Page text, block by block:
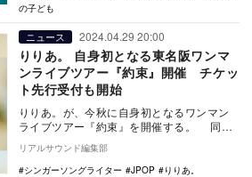
の子ども
ニュース 2024.04.29 20:00
りりあ。 自身初となる東名阪ワンマ
ンライブツアー『約束』開催 チケッ
ト先行受付も開始
りりあ。が、今秋に自身初となるワンマン
ライブツアー『約束』を開催する。 同公
演は、初の東名阪ワンマンライブツアー
に。10月1…
リアルサウンド編集部
シンガーソングライター
JPOP りりあ。